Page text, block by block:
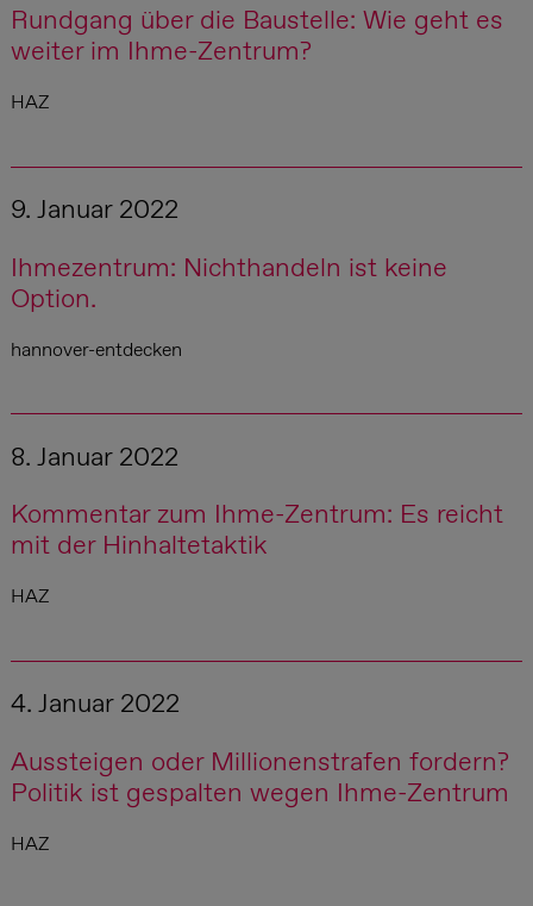
Rundgang über die Baustelle: Wie geht es
weiter im Ihme-Zentrum?
HAZ
9. Januar 2022
Ihmezentrum: Nichthandeln ist keine
Option.
hannover-entdecken
8. Januar 2022
Kommentar zum Ihme-Zentrum: Es reicht
mit der Hinhaltetaktik
HAZ
4. Januar 2022
Aussteigen oder Millionenstrafen fordern?
Politik ist gespalten wegen Ihme-Zentrum
HAZ